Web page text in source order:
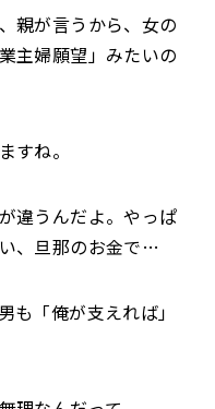
親が言うから、女の
主婦願望」みたいの
ね。
違うんだよ。やっぱ
、旦那のお金で…
「俺が支えれば」